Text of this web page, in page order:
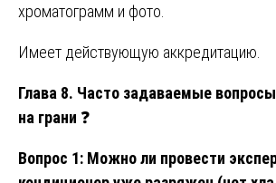
хроматограмм и фото.
Имеет действующую аккредитацию.
Глава 8. Часто задаваемые
на грани ❓
Вопрос 1: Можно ли провести